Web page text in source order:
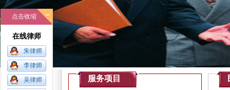
点击收缩
在线律师
朱律师
李律师
吴律师
2 3 4
服务项目